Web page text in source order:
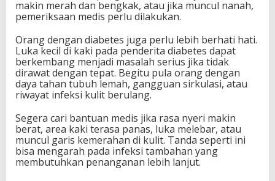
makin merah dan bengkak, atau jika muncul nanah,
pemeriksaan medis perlu dilakukan.
Orang dengan diabetes juga perlu lebih berhati hati.
Luka kecil di kaki pada penderita diabetes dapat
berkembang menjadi masalah serius jika tidak
dirawat dengan tepat. Begitu pula orang dengan
daya tahan tubuh lemah, gangguan sirkulasi, atau
riwayat infeksi kulit berulang.
Segera cari bantuan medis jika rasa nyeri makin
berat, area kaki terasa panas, luka melebar, atau
muncul garis kemerahan di kulit. Tanda seperti ini
bisa mengarah pada infeksi tambahan yang
membutuhkan penanganan lebih lanjut.